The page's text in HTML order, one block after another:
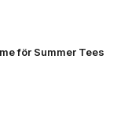
för Summer Tees